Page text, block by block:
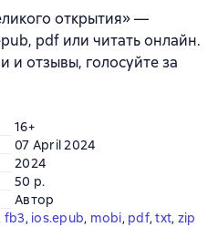
открытия» —
pdf или читать онлайн.
и отзывы, голосуйте за
16+
07 April 2024
2024
50 p.
Автор
fb3, ios.epub, mobi, pdf, txt, zip